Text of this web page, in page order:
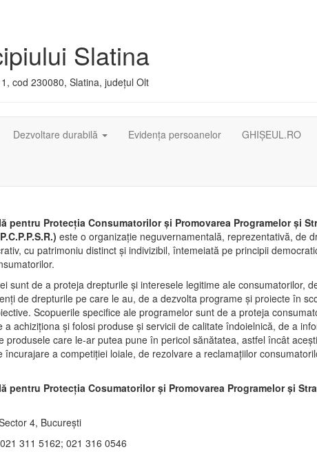
Slatina
cod 230080, Slatina, județul Olt
Dezvoltare durabilă Evidența persoanelor GHIȘEUL.RO
pentru Protecţia Consumatorilor şi Promovarea Programelor şi
este o organizaţie neguvernamentală, reprezentativă, de
cu patrimoniu distinct şi indivizibil, întemeiată pe principii
sunt de a proteja drepturile şi interesele legitime ale consumatorilor,
de drepturile pe care le au, de a dezvolta programe şi proiecte în
Scopuerile specifice ale programelor sunt de a proteja
a achiziţiona şi folosi produse şi servicii de calitate îndoielnică, de a
produsele care le-ar putea pune în pericol sănătatea, astfel încât
încurajare a competiţiei loiale, de rezolvare a reclamaţiilor
pentru Protecţia Cosumatorilor şi Promovarea Programelor şi
4, Bucureşti
311 5162; 021 316 0546